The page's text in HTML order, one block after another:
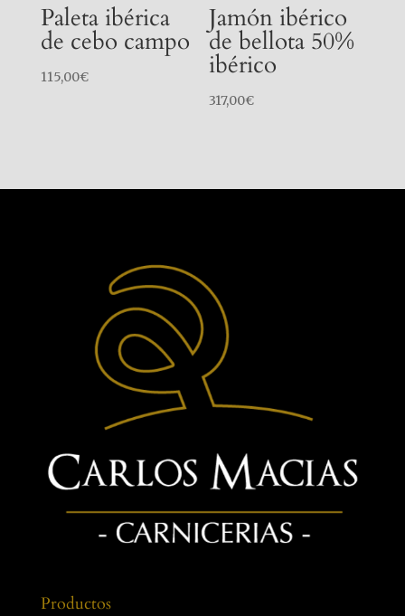
Paleta ibérica
de cebo campo
115,00€
Jamón ibérico
de bellota 50%
ibérico
317,00€
Productos